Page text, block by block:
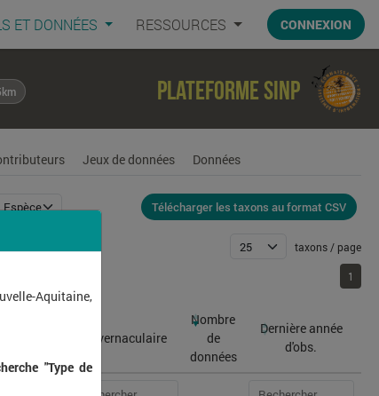
ET DONNÉES RESSOURCES CONNEXION
Plateforme SINP
Jeux de données Données
Télécharger les taxons au format CSV
taxons / page
1
Nom vernaculaire
Nombre
de
données
Dernière année
d'obs.
Aquitaine,
"Type de